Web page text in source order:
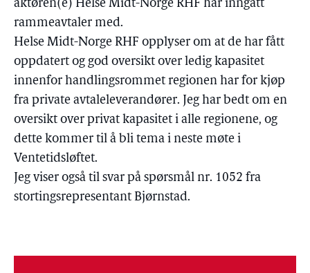
aktøren(e) Helse Midt-Norge RHF har inngått
rammeavtaler med.
Helse Midt-Norge RHF opplyser om at de har fått
oppdatert og god oversikt over ledig kapasitet
innenfor handlingsrommet regionen har for kjøp
fra private avtaleleverandører. Jeg har bedt om en
oversikt over privat kapasitet i alle regionene, og
dette kommer til å bli tema i neste møte i
Ventetidsløftet.
Jeg viser også til svar på spørsmål nr. 1052 fra
stortingsrepresentant Bjørnstad.